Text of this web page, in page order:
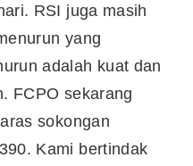
RSI juga masih
yang
adalah kuat dan
FCPO sekarang
sokongan
Kami bertindak